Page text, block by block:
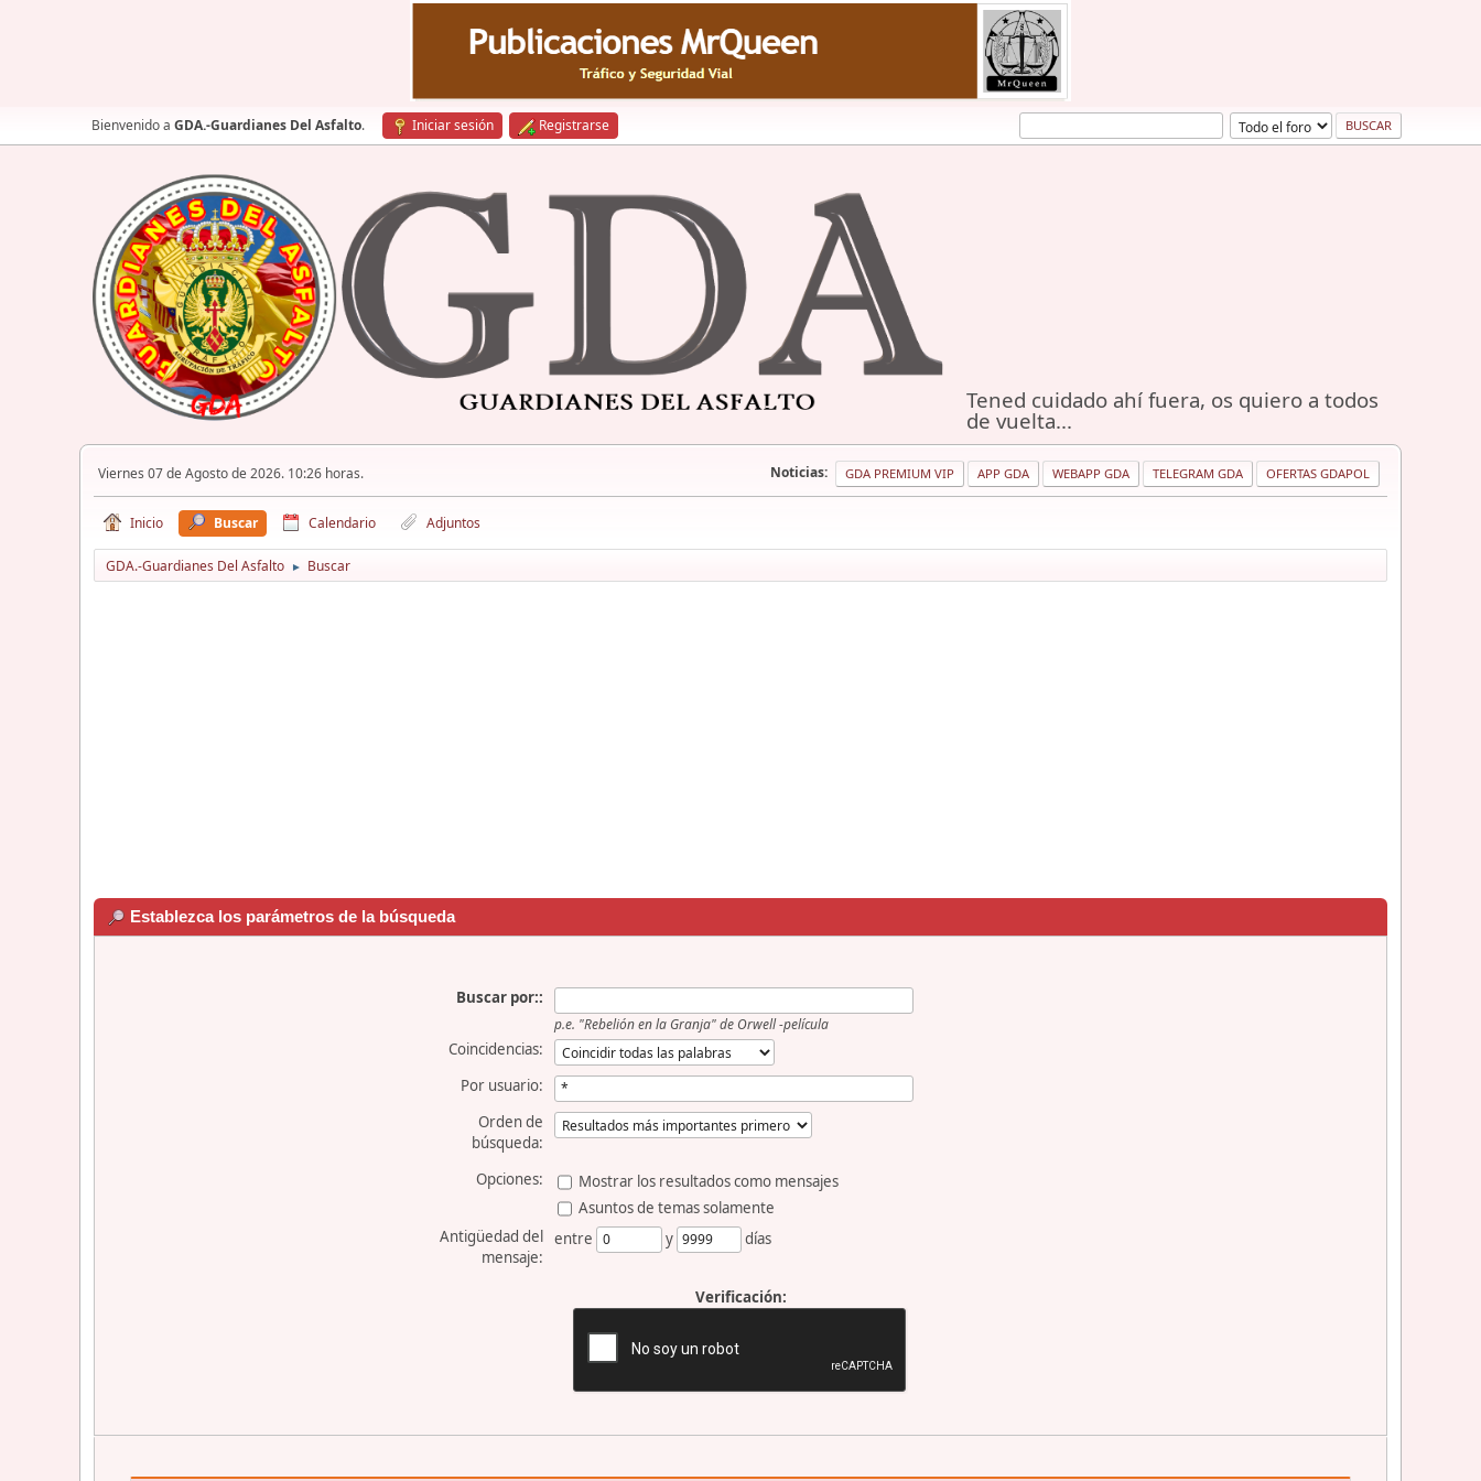
Bienvenido a GDA.-Guardianes Del Asfalto. Iniciar sesión Registrarse
Tened cuidado ahí fuera, os quiero a todos
de vuelta...
Viernes 07 de Agosto de 2026. 10:26 horas. Noticias: GDA PREMIUM VIP APP GDA WEBAPP GDA TELEGRAM GDA OFERTAS GDAPOL
Inicio Buscar Calendario Adjuntos
GDA.-Guardianes Del Asfalto ► Buscar
Establezca los parámetros de la búsqueda
Buscar por::
p.e. "Rebelión en la Granja" de Orwell -película
Coincidencias:
Por usuario:
Orden de
búsqueda:
Opciones:
Mostrar los resultados como mensajes
Asuntos de temas solamente
Antigüedad del
mensaje:
entre y días
Verificación: